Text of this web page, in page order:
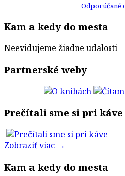
Odporúčané
Kam a kedy do mesta
Neevidujeme žiadne udalosti
Partnerské weby
Prečítali sme si pri káve
Zobraziť viac →
Kam a kedy do mesta